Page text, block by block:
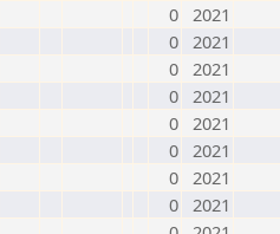
0 2021
0 2021
0 2021
0 2021
0 2021
0 2021
0 2021
0 2021